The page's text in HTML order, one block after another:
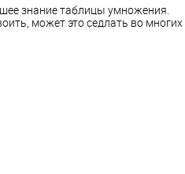
знание таблицы умножения.
может это седлать во многих